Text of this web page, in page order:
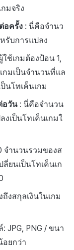
มจริง
อครั้ง: นี่คือจำนว
รับการแปลง
ช้เกมต้องป้อน 1,
กมเป็นจำนวนที่แล
นโทเค็นเกม
อวัน: นี่คือจำนวน
เป็นโทเค็นเกมใ
จำนวนรวมของส
ยนเป็นโทเค็นเก
งสกุลเงินในเกม
JPG, PNG / ขนา
อยกว่า